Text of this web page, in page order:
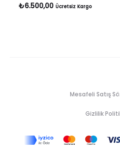
₺6.500,00 Ücretsiz Kargo
Mesafeli Satış
Gizlilik